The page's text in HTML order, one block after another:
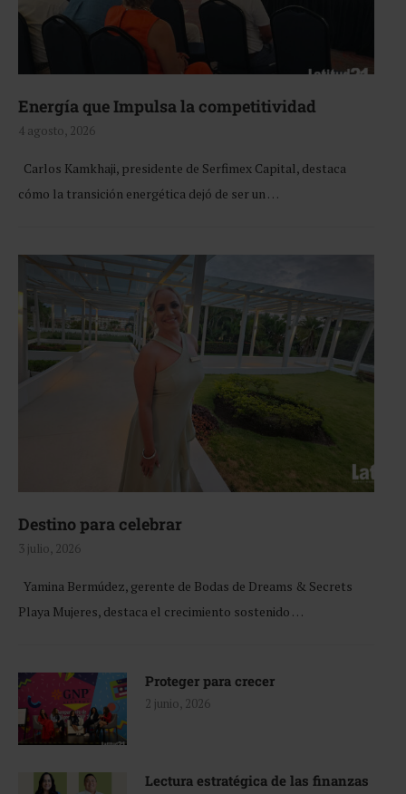
Energía que Impulsa la competitividad
4 agosto, 2026
Carlos Kamkhaji, presidente de Serfimex Capital, destaca
cómo la transición energética dejó de ser un …
Destino para celebrar
3 julio, 2026
Yamina Bermúdez, gerente de Bodas de Dreams & Secrets
Playa Mujeres, destaca el crecimiento sostenido …
Proteger para crecer
2 junio, 2026
Lectura estratégica de las finanzas